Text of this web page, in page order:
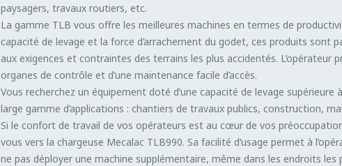
paysagers, travaux routiers, etc.
La gamme TLB vous offre les meilleures machines en termes de
capacité de levage et la force d’arrachement du godet, ces produits
aux exigences et contraintes des terrains les plus accidentés. L’opérateur
organes de contrôle et d’une maintenance facile d’accès.
Vous recherchez un équipement doté d’une capacité de levage
large gamme d’applications : chantiers de travaux publics, construction,
Si le confort de travail de vos opérateurs est au cœur de vos
vous vers la chargeuse Mecalac TLB990. Sa facilité d’usage permet à
ne pas déployer une machine supplémentaire, même dans les endroits